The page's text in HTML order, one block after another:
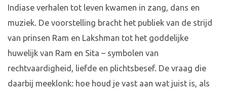
Indiase verhalen tot leven kwamen in zang, dans en
muziek. De voorstelling bracht het publiek van de strijd
van prinsen Ram en Lakshman tot het goddelijke
huwelijk van Ram en Sita – symbolen van
rechtvaardigheid, liefde en plichtsbesef. De vraag die
daarbij meeklonk: hoe houd je vast aan wat juist is, als